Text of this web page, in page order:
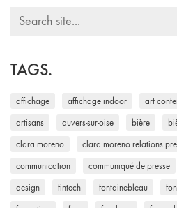
Search
TAGS.
affichage affichage indoor art
artisans auvers-sur-oise bière
clara moreno clara moreno relations
communication communiqué de presse
design fintech fontainebleau